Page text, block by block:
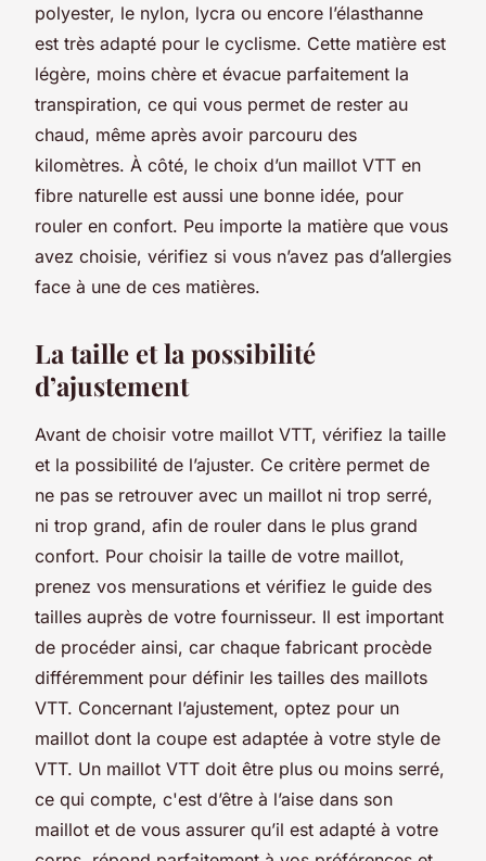
polyester, le nylon, lycra ou encore l’élasthanne
est très adapté pour le cyclisme. Cette matière est
légère, moins chère et évacue parfaitement la
transpiration, ce qui vous permet de rester au
chaud, même après avoir parcouru des
kilomètres. À côté, le choix d’un maillot VTT en
fibre naturelle est aussi une bonne idée, pour
rouler en confort. Peu importe la matière que vous
avez choisie, vérifiez si vous n’avez pas d’allergies
face à une de ces matières.
La taille et la possibilité
d’ajustement
Avant de choisir votre maillot VTT, vérifiez la taille
et la possibilité de l’ajuster. Ce critère permet de
ne pas se retrouver avec un maillot ni trop serré,
ni trop grand, afin de rouler dans le plus grand
confort. Pour choisir la taille de votre maillot,
prenez vos mensurations et vérifiez le guide des
tailles auprès de votre fournisseur. Il est important
de procéder ainsi, car chaque fabricant procède
différemment pour définir les tailles des maillots
VTT. Concernant l’ajustement, optez pour un
maillot dont la coupe est adaptée à votre style de
VTT. Un maillot VTT doit être plus ou moins serré,
ce qui compte, c'est d’être à l’aise dans son
maillot et de vous assurer qu’il est adapté à votre